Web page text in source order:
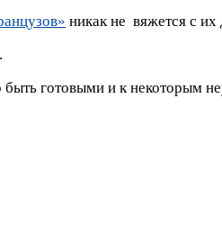
никак не вяжется с их
быть готовыми и к некоторым